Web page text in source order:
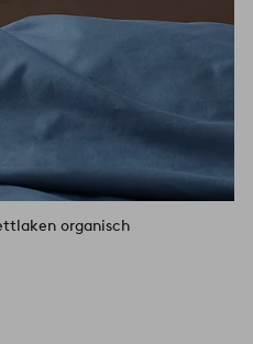
organisch